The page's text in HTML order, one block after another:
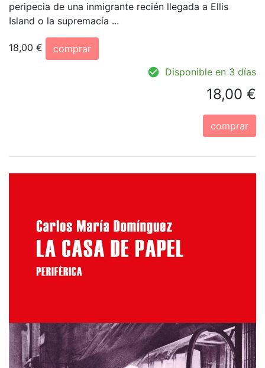
peripecia de una inmigrante recién llegada a Ellis
Island o la supremacía ...
18,00 €
comprar
Disponible en 3 días
18,00 €
comprar